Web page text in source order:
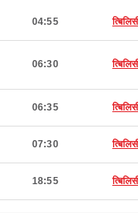
04:55
06:30
06:35
07:30
18:55